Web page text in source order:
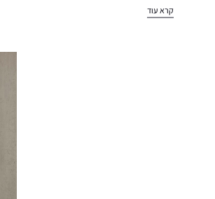
קרא עוד